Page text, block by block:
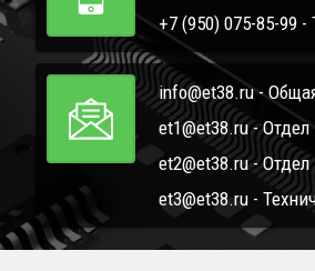
+7 (950) 075-85-99
info@et38.ru -
et1@et38.ru -
et2@et38.ru -
et3@et38.ru -